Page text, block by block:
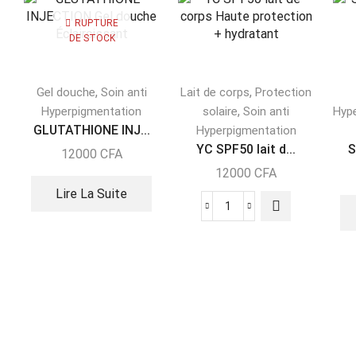
RUPTURE
DE STOCK
Gel douche, Soin anti
Hyperpigmentation
GLUTATHIONE INJ...
12000 CFA
Lire La Suite
Lait de corps,Protection
solaire,Soin anti
Hyperpigmentation
YC SPF50 lait d...
12000CFA